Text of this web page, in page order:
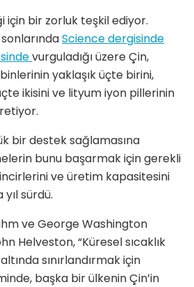
i için bir zorluk teşkil ediyor.
sonlarındaSciencedergisinde
vurguladığı üzere Çin,
yaklaşık üçte birini,
ikisini ve lityum iyon pillerinin
bir destek sağlamasına
bunu başarmak için gerekli
ve üretim kapasitesini
sürdü.
ve George Washington
Helveston, “Küresel sıcaklık
sınırlandırmak için
başka bir ülkenin Çin’in